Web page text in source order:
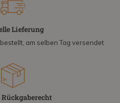
Lieferung
am selben Tag versendet
Rückgaberecht